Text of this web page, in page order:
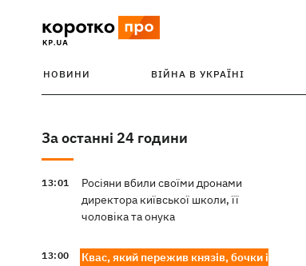
НОВИНИ ВІЙНА В УКРАЇНІ
За останні 24 години
13:01
Росіяни вбили своїми дронами
директора київської школи, її
чоловіка та онука
13:00
Квас, який пережив князів, бочки і